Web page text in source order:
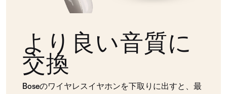
より良い音質に
交換
Boseのワイヤレスイヤホンを下取りに出すと、最